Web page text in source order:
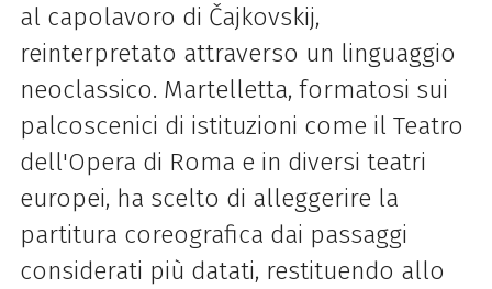
al capolavoro di Čajkovskij,
reinterpretato attraverso un linguaggio
neoclassico. Martelletta, formatosi sui
palcoscenici di istituzioni come il Teatro
dell'Opera di Roma e in diversi teatri
europei, ha scelto di alleggerire la
partitura coreografica dai passaggi
considerati più datati, restituendo allo